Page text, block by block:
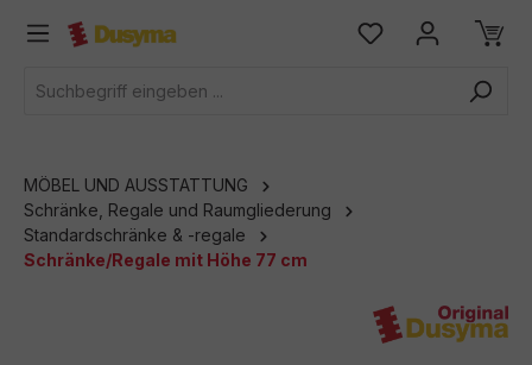
springen
MÖBEL UND AUSSTATTUNG
Schränke, Regale und Raumgliederung
Standardschränke & -regale
Schränke/Regale mit Höhe 77 cm